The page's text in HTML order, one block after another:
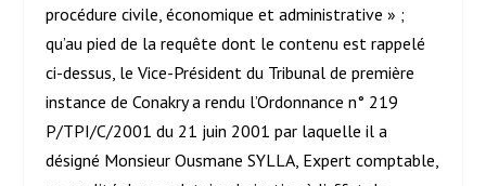
procédure civile, économique et administrative » ;
qu’au pied de la requête dont le contenu est rappelé
ci-dessus, le Vice-Président du Tribunal de première
instance de Conakry a rendu l’Ordonnance n° 219
P/TPI/C/2001 du 21 juin 2001 par laquelle il a
désigné Monsieur Ousmane SYLLA, Expert comptable,